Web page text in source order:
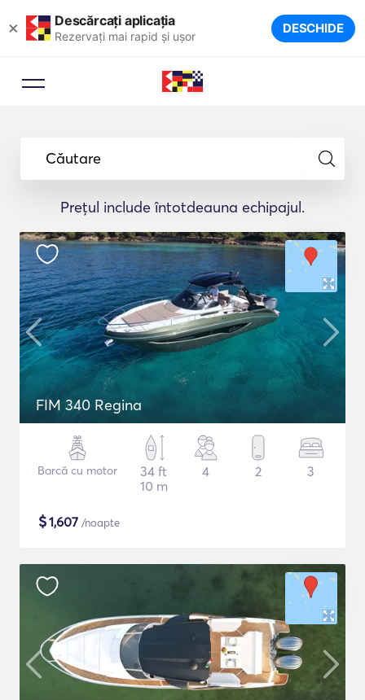
× Descărcați aplicația
Rezervați mai rapid și ușor DESCHIDE
Căutare
Prețul include întotdeauna echipajul.
FIM 340 Regina
Barcă cu motor
34 ft
10 m
4 2 3
$1,607 /noapte